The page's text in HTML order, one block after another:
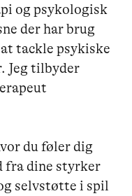
og psykologisk
der har brug
tackle psykiske
Jeg tilbyder
du føler dig
fra dine styrker
selvstøtte i spil